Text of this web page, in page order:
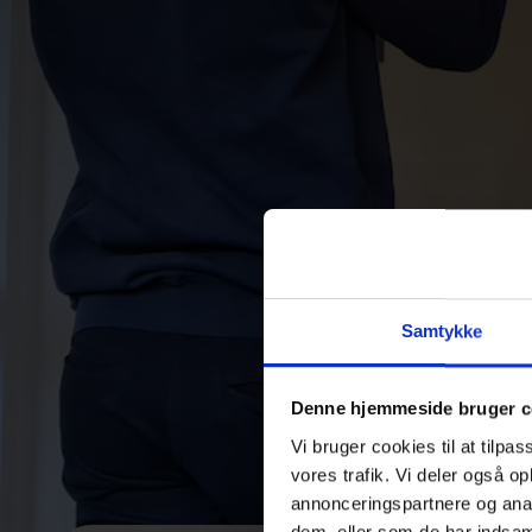
Samtykke
Denne hjemmeside bruger
Vi bruger cookies til at
vores trafik. Vi deler også
annonceringspartnere og